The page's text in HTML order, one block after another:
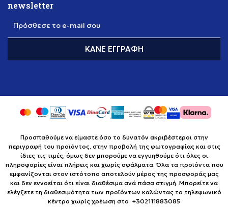
newsletter
Πρόσθεσε το e-mail σου
ΚΆΝΕ ΕΓΓΡΑΦΉ
Προσπαθούμε να είμαστε όσο το δυνατόν ακριβέστεροι στην
περιγραφή του προϊόντος, στην προβολή της φωτογραφίας και στις
ίδιες τις τιμές, όμως δεν μπορούμε να εγγυηθούμε ότι όλες οι
πληροφορίες είναι πλήρεις και χωρίς σφάλματα. Όλα τα προϊόντα που
εμφανίζονται στον ιστότοπο αποτελούν μέρος της προσφοράς μας
και δεν εννοείται ότι είναι διαθέσιμα ανά πάσα στιγμή. Μπορείτε να
ελέγξετε τη διαθεσιμότητα των προϊόντων καλώντας το τηλεφωνικό
κέντρο χωρίς χρέωση στο +302111883085